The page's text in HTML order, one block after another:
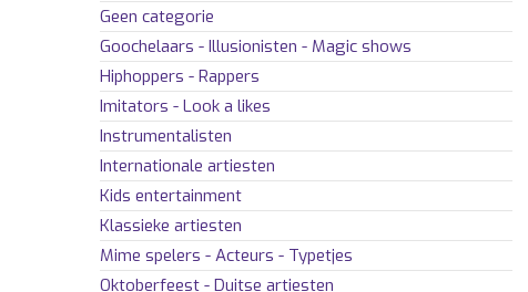
Geen categorie
Goochelaars - Illusionisten - Magic shows
Hiphoppers - Rappers
Imitators - Look a likes
Instrumentalisten
Internationale artiesten
Kids entertainment
Klassieke artiesten
Mime spelers - Acteurs - Typetjes
Oktoberfeest - Duitse artiesten